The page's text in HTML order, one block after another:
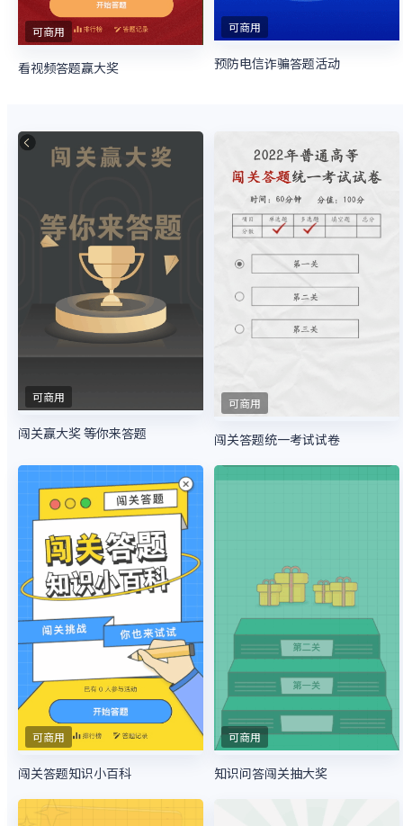
可商用
看视频答题赢大奖
可商用
预防电信诈骗答题活动
可商用
闯关赢大奖 等你来答题
可商用
闯关答题统一考试试卷
可商用
闯关答题知识小百科
可商用
知识问答闯关抽大奖